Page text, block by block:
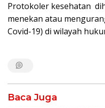
Protokoler kesehatan
menekan atau
Covid-19) di wilayah
Baca Juga